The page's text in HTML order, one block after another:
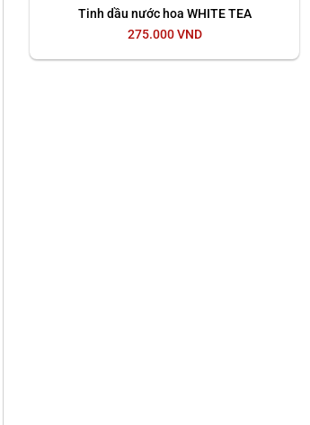
Tinh dầu nước hoa WHITE TEA
275.000VND